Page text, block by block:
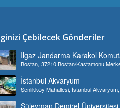
Çebilecek Gönderiler
Ilgaz Jandarma Karakol
Bostan, 37210 Bostan/Kastamonu
İstanbul Akvaryum
Şenlikköy Mahallesi, İstanbul
Süleyman Demirel Üniversitesi